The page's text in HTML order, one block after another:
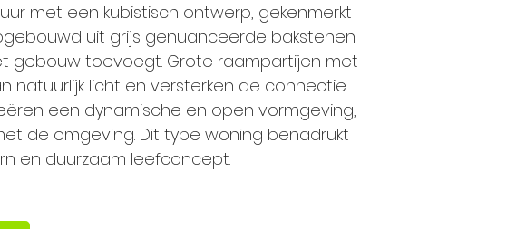
met een kubistisch ontwerp, gekenmerkt
uit grijs genuanceerde bakstenen
gebouw toevoegt. Grote raampartijen met
natuurlijk licht en versterken de connectie
een dynamische en open vormgeving,
de omgeving. Dit type woning benadrukt
en duurzaam leefconcept.